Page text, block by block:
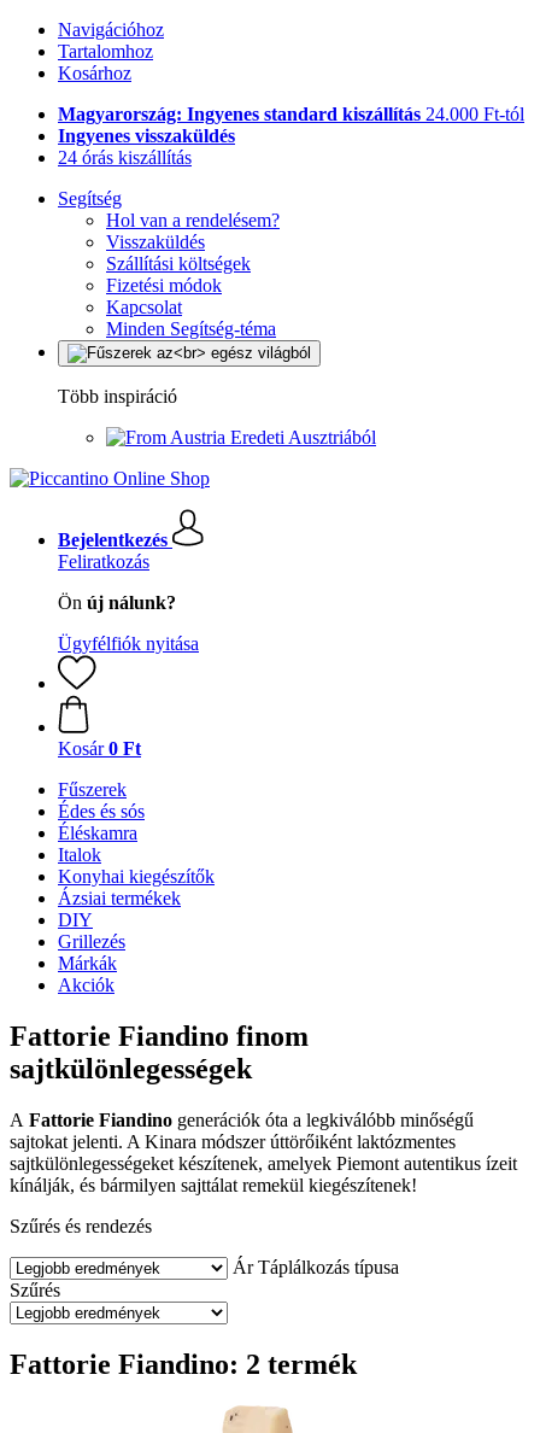
Navigációhoz
Tartalomhoz
Kosárhoz
Magyarország: Ingyenes standard kiszállítás 24.000 Ft-tól
Ingyenes visszaküldés
24 órás kiszállítás
Segítség
Hol van a rendelésem?
Visszaküldés
Szállítási költségek
Fizetési módok
Kapcsolat
Minden Segítség-téma
Több inspiráció
Eredeti Ausztriából
Bejelentkezés
Feliratkozás
Ön új nálunk?
Ügyfélfiók nyitása
Kosár 0 Ft
Fűszerek
Édes és sós
Éléskamra
Italok
Konyhai kiegészítők
Ázsiai termékek
DIY
Grillezés
Márkák
Akciók
Fattorie Fiandino finom
sajtkülönlegességek
A Fattorie Fiandino generációk óta a legkiválóbb minőségű
sajtokat jelenti. A Kinara módszer úttörőiként laktózmentes
sajtkülönlegességeket készítenek, amelyek Piemont autentikus ízeit
kínálják, és bármilyen sajttálat remekül kiegészítenek!
Szűrés és rendezés
Ár Táplálkozás típusa
Szűrés
Fattorie Fiandino: 2 termék